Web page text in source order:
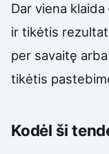
Dar viena
ir tikėtis
per savaitę
tikėtis
Kodėl ši